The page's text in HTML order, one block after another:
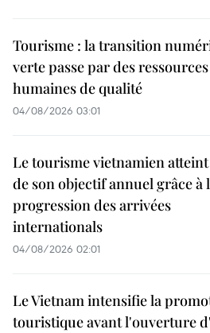
Tourisme : la transition
verte passe par des ressources
humaines de qualité
04/08/2026 03:01
Le tourisme vietnamien atteint
de son objectif annuel grâce à
progression des arrivées
internationals
04/08/2026 02:01
Le Vietnam intensifie la
touristique avant l'ouverture